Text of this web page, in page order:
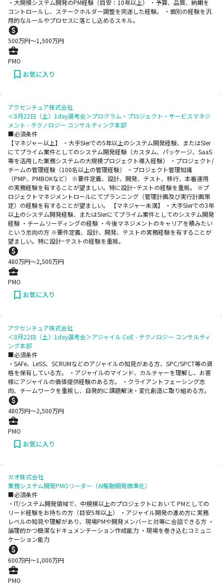
・大規模システム開発のPM経験（目安：10年以上） ・予算、品質、納期を
コントロールし、ステークホルダー調整を完遂した経験。 ・個別の経験を汎
用的なルールやプロセスに落とし込めるスキル。
500万円〜1,500万円
PMO
お気に入り
アクセンチュア株式会社
＜8月22日（土）1day選考会＞プログラム・プロジェクト・サービスマネジ
メント - テクノロジー コンサルティング本部
■必須条件
【マネジャー以上】 ・大手SIerでの5年以上のシステム開発経験、またはSIer
にてプライム案件としてのシステム開発経験（カスタム、パッケージ、SaaS
等を活用した業務システムの大規模プロジェクト導入経験） ・プロジェクト/
チームの管理経験（100名以上の管理経験） ・プロジェクト管理知識
（PMP、PMBOKなど） ※要件定義、設計、開発、テスト、移行、本番運用
の実務経験を有することが望ましい。特に設計~テストの経験を重視。 ※プ
ロジェクトマネジメントロールにてプランニング（管理計画及び実行計画策
定）の経験を有することが望ましい。 【マネジャー未満】 ・大手SIerでの3年
以上のシステム開発経験、またはSIerにてプライム案件としてのシステム開発
経験 ・チームリーディングの経験 ・今後マネジメントのキャリアを積みたい
という志向の方 ※要件定義、設計、開発、テストの実務経験を有することが
望ましい。特に設計~テストの経験を重視。
480万円〜2,500万円
PMO
お気に入り
アクセンチュア株式会社
＜8月22日（土）1day選考会＞アジャイル CoE - テクノロジー コンサルティ
ング本部
■必須条件
・SAFe、LeSS、SCRUMなどのアジャイルの知見がある方、SPC/SPCT等の資
格を保有している方。 ・アジャイルのマインド、カルチャーを理解し、お客
様にアジャイルの価値提供経験のある方。 ・クライアントフェーシング志
向、チームワークを重視し、自発的に課題解決・変化創造に取り組める方。
480万円〜2,500万円
PMO
お気に入り
ガオ株式会社
業務システム開発PMOリーダー（AI駆動開発標準化）
■必須条件
・IT/システム開発領域で、中規模以上のプロジェクトにおいて PMとしての
リード経験をお持ちの方（目安5年以上） ・アジャイル開発の進め方に実務
レベルの知見や理解があり、現場PMや開発メンバーと対等に会話できる方 ・
論理的かつ簡潔なドキュメンテーション作成能力 ・現場を巻き込むコミュニ
ケーション能力
600万円〜1,000万円
PMO